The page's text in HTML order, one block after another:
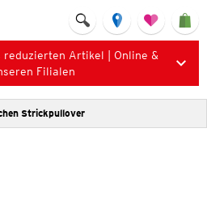
Artikel | Online &
Filialen
Strickpullover